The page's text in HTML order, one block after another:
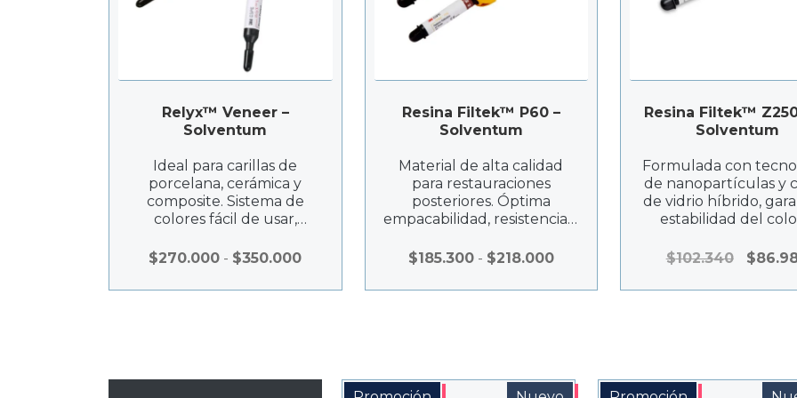
Relyx™ Veneer –
Solventum
Ideal para carillas de
porcelana, cerámica y
composite. Sistema de
colores fácil de usar,
perfecta, y notable
$270.000 - $350.000Rango
$350.000
Resina Filtek™ P60 –
Solventum
Material de alta calidad
para restauraciones
posteriores. Óptima
empacabilidad, resistencia y
esculpido y baja
$185.300 - $218.000Rango
$218.000
Resina Filtek™
Solventum
Formulada con
de nanopartículas y
de vidrio híbrido,
estabilidad del
estructura
$102.340
El$